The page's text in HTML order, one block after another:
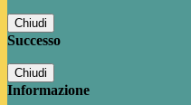
Chiudi
Successo
Chiudi
Informazione